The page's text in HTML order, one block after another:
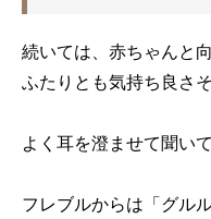
続いては、赤ちゃんと
ふたりとも気持ち良さ
よく耳を澄ませて聞い
フレブルからは「グル